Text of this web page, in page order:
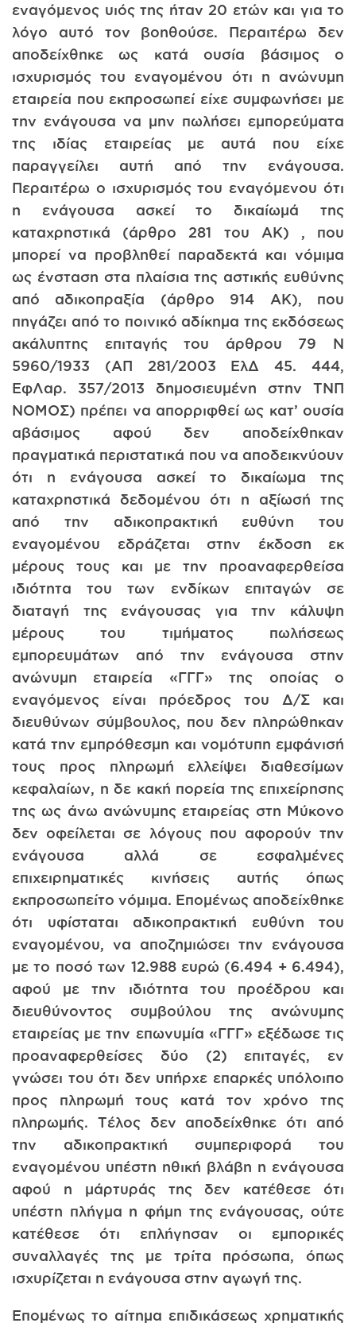
εναγόμενος υιός της ήταν 20 ετών και για το
λόγο αυτό τον βοηθούσε. Περαιτέρω δεν
αποδείχθηκε ως κατά ουσία βάσιμος ο
ισχυρισμός του εναγομένου ότι η ανώνυμη
εταιρεία που εκπροσωπεί είχε συμφωνήσει με
την ενάγουσα να μην πωλήσει εμπορεύματα
της ιδίας εταιρείας με αυτά που είχε
παραγγείλει αυτή από την ενάγουσα.
Περαιτέρω ο ισχυρισμός του εναγόμενου ότι
η ενάγουσα ασκεί το δικαίωμά της
καταχρηστικά (άρθρο 281 του ΑΚ) , που
μπορεί να προβληθεί παραδεκτά και νόμιμα
ως ένσταση στα πλαίσια της αστικής ευθύνης
από αδικοπραξία (άρθρο 914 ΑΚ), που
πηγάζει από το ποινικό αδίκημα της εκδόσεως
ακάλυπτης επιταγής του άρθρου 79 Ν
5960/1933 (ΑΠ 281/2003 ΕλΔ 45. 444,
ΕφΛαρ. 357/2013 δημοσιευμένη στην ΤΝΠ
ΝΟΜΟΣ) πρέπει να απορριφθεί ως κατ’ ουσία
αβάσιμος αφού δεν αποδείχθηκαν
πραγματικά περιστατικά που να αποδεικνύουν
ότι η ενάγουσα ασκεί το δικαίωμα της
καταχρηστικά δεδομένου ότι η αξίωσή της
από την αδικοπρακτική ευθύνη του
εναγομένου εδράζεται στην έκδοση εκ
μέρους τους και με την προαναφερθείσα
ιδιότητα του των ενδίκων επιταγών σε
διαταγή της ενάγουσας για την κάλυψη
μέρους του τιμήματος πωλήσεως
εμπορευμάτων από την ενάγουσα στην
ανώνυμη εταιρεία «ΓΓΓ» της οποίας ο
εναγόμενος είναι πρόεδρος του Δ/Σ και
διευθύνων σύμβουλος, που δεν πληρώθηκαν
κατά την εμπρόθεσμη και νομότυπη εμφάνισή
τους προς πληρωμή ελλείψει διαθεσίμων
κεφαλαίων, η δε κακή πορεία της επιχείρησης
της ως άνω ανώνυμης εταιρείας στη Μύκονο
δεν οφείλεται σε λόγους που αφορούν την
ενάγουσα αλλά σε εσφαλμένες
επιχειρηματικές κινήσεις αυτής όπως
εκπροσωπείτο νόμιμα. Επομένως αποδείχθηκε
ότι υφίσταται αδικοπρακτική ευθύνη του
εναγομένου, να αποζημιώσει την ενάγουσα
με το ποσό των 12.988 ευρώ (6.494 + 6.494),
αφού με την ιδιότητα του προέδρου και
διευθύνοντος συμβούλου της ανώνυμης
εταιρείας με την επωνυμία «ΓΓΓ» εξέδωσε τις
προαναφερθείσες δύο (2) επιταγές, εν
γνώσει του ότι δεν υπήρχε επαρκές υπόλοιπο
προς πληρωμή τους κατά τον χρόνο της
πληρωμής. Τέλος δεν αποδείχθηκε ότι από
την αδικοπρακτική συμπεριφορά του
εναγομένου υπέστη ηθική βλάβη η ενάγουσα
αφού η μάρτυράς της δεν κατέθεσε ότι
υπέστη πλήγμα η φήμη της ενάγουσας, ούτε
κατέθεσε ότι επλήγησαν οι εμπορικές
συναλλαγές της με τρίτα πρόσωπα, όπως
ισχυρίζεται η ενάγουσα στην αγωγή της.
Επομένως το αίτημα επιδικάσεως χρηματικής